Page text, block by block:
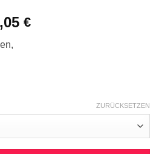
€Aktueller
ZURÜCKSETZEN